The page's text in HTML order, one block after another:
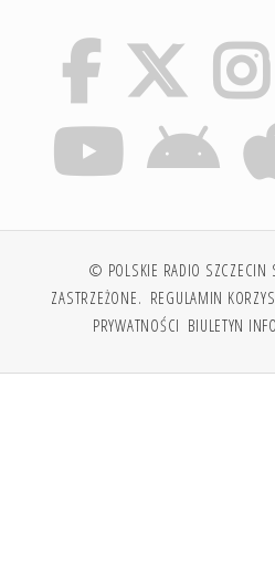
© POLSKIE RADIO SZCZECIN
ZASTRZEŻONE. REGULAMIN
PRYWATNOŚCI BIULETYN